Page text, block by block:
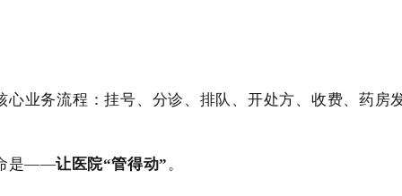
心业务流程：挂号、分诊、排队、开处方、收费、药房
是——让医院“管得动”。